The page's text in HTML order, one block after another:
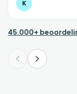
K
45.000+